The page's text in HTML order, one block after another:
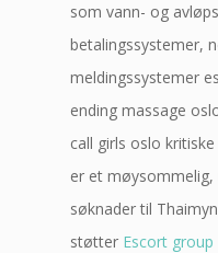
som vann- og
betalingssystemer,
meldingssystemer
ending massage
call girls oslo
er et
søknader til
støtter Escort